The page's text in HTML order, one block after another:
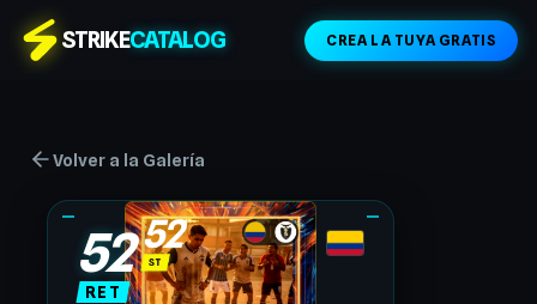
STRIKECATALOG CREA LA TUYA GRATIS
Volver a la Galería
52
RET